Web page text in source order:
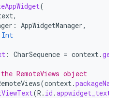
(
,
: AppWidgetManager,
Int
: CharSequence = context.
RemoteViews object
(context.
(R . id .appwidget_text